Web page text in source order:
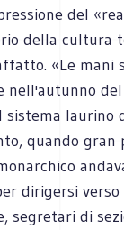
del
della cultura
«Le mani
nell'autunno
laurino
quando gran
dirigersi
segretari di